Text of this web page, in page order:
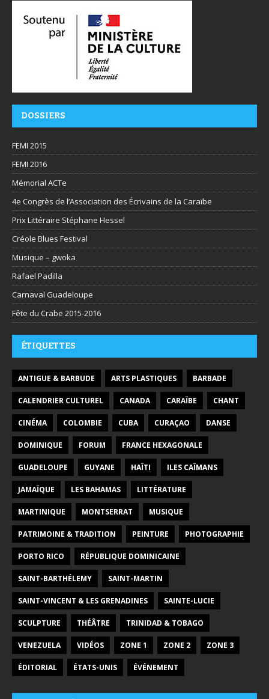
DOSSIERS
FEMI 2015
FEMI 2016
Mémorial ACTe
4e Congrès de l’Association des Écrivains de la Caraïbe
Prix Littéraire Stéphane Hessel
Créole Blues Festival
Musique – gwoka
Rafael Padilla
Carnaval Guadeloupe
Fête du Crabe 2015-2016
ÉTIQUETTES
ANTIGUE & BARBUDE ARTS PLASTIQUES BARBADE
CALENDRIER CULTUREL CANADA CARAÏBE CHANT
CINÉMA COLOMBIE CUBA CURAÇAO DANSE
DOMINIQUE FORUM FRANCE HEXAGONALE
GUADELOUPE GUYANE HAÏTI ILES CAÏMANS
JAMAÏQUE LES BAHAMAS LITTÉRATURE
MARTINIQUE MONTSERRAT MUSIQUE
PATRIMOINE & TRADITION PEINTURE PHOTOGRAPHIE
PORTO RICO RÉPUBLIQUE DOMINICAINE
SAINT-BARTHÉLEMY SAINT-MARTIN
SAINT-VINCENT & LES GRENADINES SAINTE-LUCIE
SCULPTURE THÉÂTRE TRINIDAD & TOBAGO
VENEZUELA VIDÉOS ZONE 1 ZONE 2 ZONE 3
ÉDITORIAL ÉTATS-UNIS ÉVÉNEMENT